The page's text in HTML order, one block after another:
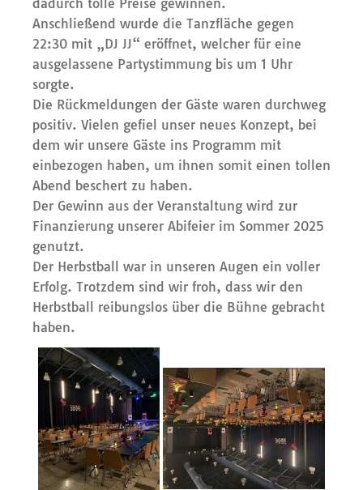
Anschließend wurde die Tanzfläche gegen
22:30 mit „DJ JJ“ eröffnet, welcher für eine
ausgelassene Partystimmung bis um 1 Uhr
sorgte.
Die Rückmeldungen der Gäste waren durchweg
positiv. Vielen gefiel unser neues Konzept, bei
dem wir unsere Gäste ins Programm mit
einbezogen haben, um ihnen somit einen tollen
Abend beschert zu haben.
Der Gewinn aus der Veranstaltung wird zur
Finanzierung unserer Abifeier im Sommer 2025
genutzt.
Der Herbstball war in unseren Augen ein voller
Erfolg. Trotzdem sind wir froh, dass wir den
Herbstball reibungslos über die Bühne gebracht
haben.